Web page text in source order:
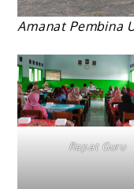
Amanat Pembina
Rapat Guru